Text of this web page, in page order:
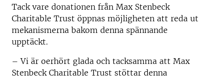
Tack vare donationen från Max Stenbeck
Charitable Trust öppnas möjligheten att reda ut
mekanismerna bakom denna spännande
upptäckt.
– Vi är oerhört glada och tacksamma att Max
Stenbeck Charitable Trust stöttar denna